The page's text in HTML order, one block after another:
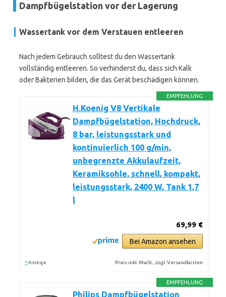
Dampfbügelstation vor der Lagerung
Wassertank vor dem Verstauen entleeren
Nach jedem Gebrauch solltest du den Wassertank
vollständig entleeren. So verhinderst du, dass sich Kalk
oder Bakterien bilden, die das Gerät beschädigen können.
EMPFEHLUNG
H.Koenig V8 Vertikale
Dampfbügelstation, Hochdruck,
8 bar, leistungsstark und
kontinuierlich 100 g/min,
unbegrenzte Akkulaufzeit,
Keramiksohle, schnell, kompakt,
leistungsstark, 2400 W, Tank 1,7
l
69,99 €
Bei Amazon ansehen
* Anzeige Preis inkl. MwSt., zzgl. Versandkosten
EMPFEHLUNG
Philips Dampfbügelstation